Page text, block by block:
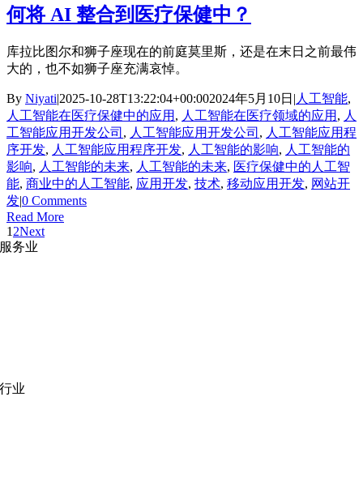
何将 AI 整合到医疗保健中？
库拉比图尔和狮子座现在的前庭莫里斯，还是在末日之前最伟
大的，也不如狮子座充满哀悼。
By Niyati|2025-10-28T13:22:04+00:002024年5月10日 | 人工智能,
人工智能在医疗保健中的应用 , 人工智能在医疗领域的应用 , 人
工智能应用开发公司 , 人工智能应用开发公司 , 人工智能应用程
序开发, 人工智能应用程序开发, 人工智能的影响, 人工智能的
影响, 人工智能的未来, 人工智能的未来, 医疗保健中的人工智
能, 商业中的人工智能, 应用开发, 技术, 移动应用开发, 网站开
发|0 Comments
Read More
1 2Next
服务业
行业